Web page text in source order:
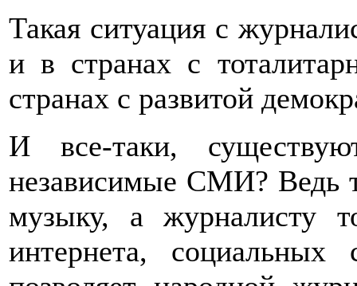
Такая ситуация c
и в странах с
странах с развитой
И все-таки,
независимые СМИ? Ведь
музыку, а журналисту
интернета,